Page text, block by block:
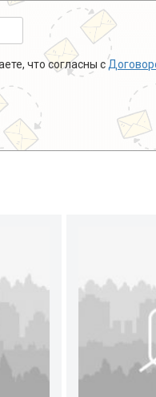
что согласны с